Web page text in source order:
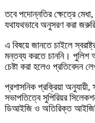
তবে পদোন্নতির ক্ষেত্রে মেধা,
যথাযথভাবে অনুসরণ করা
এ বিষয়ে জানতে চাইলে
মন্তব্য করতে চাননি। পুলিশ
চেষ্টা করা হলেও প্রতিবেদন
প্রশাসনিক প্রক্রিয়া অনুযায়ী,
সভাপতিত্বে সুপিরিয়র
ডিআইজি ও অতিরিক্ত